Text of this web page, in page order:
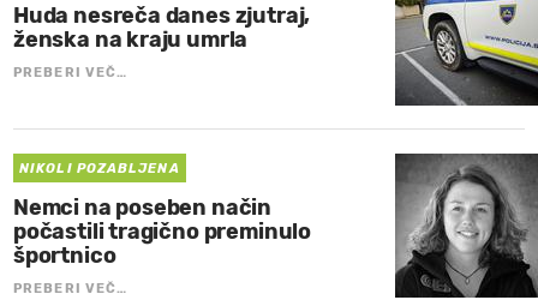
Huda nesreča danes zjutraj,
ženska na kraju umrla
PREBERI VEČ…
NIKOLI POZABLJENA
Nemci na poseben način
počastili tragično preminulo
športnico
PREBERI VEČ…